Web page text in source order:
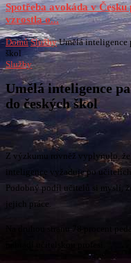
Spotřeba avokáda v
vzrostla o...
Domů Služby Umělá inteligence
škol
Služby
Umělá inteligence
do českých škol
Z výzkumu rovněž vyplynulo,
inteligence vyžaduje po
Podobný podíl učitelů si myslí,
jejich práce.
Na druhou stranu 78 procent